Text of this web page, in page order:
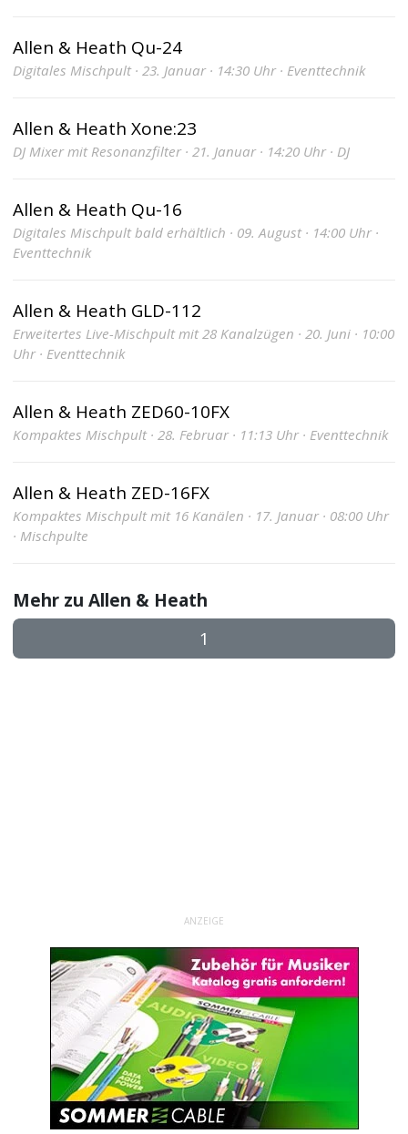
Allen & Heath Qu-24
Digitales Mischpult · 23. Januar · 14:30 Uhr · Eventtechnik
Allen & Heath Xone:23
DJ Mixer mit Resonanzfilter · 21. Januar · 14:20 Uhr · DJ
Allen & Heath Qu-16
Digitales Mischpult bald erhältlich · 09. August · 14:00 Uhr ·
Eventtechnik
Allen & Heath GLD-112
Erweitertes Live-Mischpult mit 28 Kanalzügen · 20. Juni · 10:00
Uhr · Eventtechnik
Allen & Heath ZED60-10FX
Kompaktes Mischpult · 28. Februar · 11:13 Uhr · Eventtechnik
Allen & Heath ZED-16FX
Kompaktes Mischpult mit 16 Kanälen · 17. Januar · 08:00 Uhr
· Mischpulte
Mehr zu Allen & Heath
1
ANZEIGE